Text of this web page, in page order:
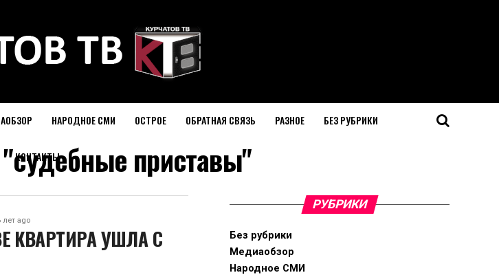
НАРОДНОЕ СМИ ОСТРОЕ ОБРАТНАЯ СВЯЗЬ РАЗНОЕ БЕЗ РУБРИКИ
КОНТАКТЫ приставы"
лет ago
КВАРТИРА УШЛА С
РУБРИКИ
Без рубрики
Медиаобзор
Народное СМИ